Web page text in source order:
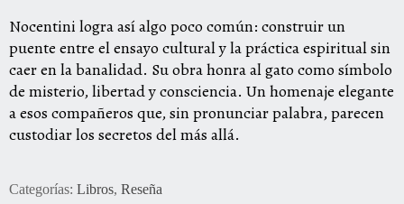
Nocentini logra así algo poco común: construir un
puente entre el ensayo cultural y la práctica espiritual sin
caer en la banalidad. Su obra honra al gato como símbolo
de misterio, libertad y consciencia. Un homenaje elegante
a esos compañeros que, sin pronunciar palabra, parecen
custodiar los secretos del más allá.
Categorías: Libros, Reseña